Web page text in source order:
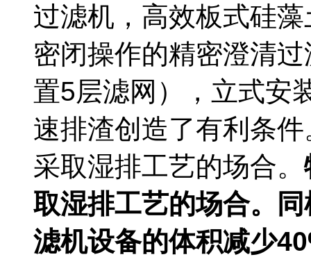
过滤机，高效板式硅藻
密闭操作的精密澄清过
置5层滤网），立式安
速排渣创造了有利条件
采取湿排工艺的场合。
取湿排工艺的场合。
滤机设备的体积减少